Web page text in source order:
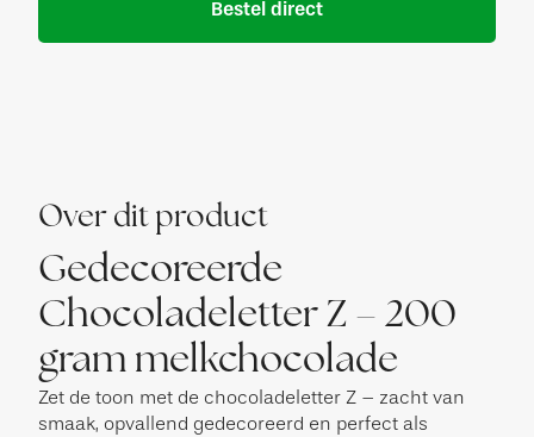
Bestel direct
Over dit product
Gedecoreerde
Chocoladeletter Z – 200
gram melkchocolade
Zet de toon met de chocoladeletter Z – zacht van
smaak, opvallend gedecoreerd en perfect als